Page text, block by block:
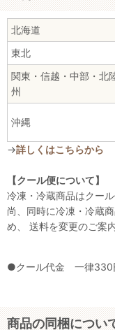
北海道
東北
関東・信越・中部・北
州
沖縄
→詳しくはこちらから
【クール便について】
冷凍・冷蔵商品はクール
尚、同時に冷凍・冷蔵
め、 送料を変更のご案
●クール代金 一律330
商品の同梱につい